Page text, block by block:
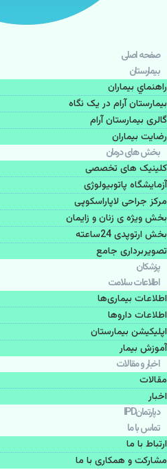
صفحه اصلی
بيمارستان
راهنماي بیماران
بیمارستان آرام در یک نگاه
گالری بیمارستان آرام
رضایت بیماران
بخش های درمان
کلینیک های تخصصی
آزمایشگاه پاتوبیولوژی
مرکز جراحی لاپاراسکوپی
بخش ویژه ی زنان و زایمان
بخش ارتوپدی 24ساعته
تصویربرداری جامع
پزشكان
اطلاعات سلامت
اطلاعات بیماری‌ها
اطلاعات دارو‌ها
اپليكيشن بيمارستان
آموزش بیمار
اخبار و مقالات
مقالات
اخبار
دپارتمانIPD
تماس با ما
ارتباط با ما
مشاركت و همكاری با ما